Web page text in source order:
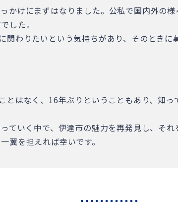
かけにまずはなりました。公私で国内外の
した。
わりたいという気持ちがあり、そのときに
とはなく、16年ぶりということもあり、知
ていく中で、伊達市の魅力を再発見し、そ
翼を担えれば幸いです。